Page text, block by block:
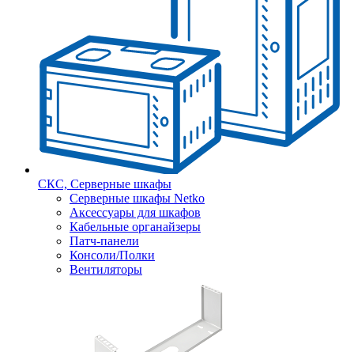
СКС, Серверные шкафы
Серверные шкафы Netko
Аксессуары для шкафов
Кабельные органайзеры
Патч-панели
Консоли/Полки
Вентиляторы